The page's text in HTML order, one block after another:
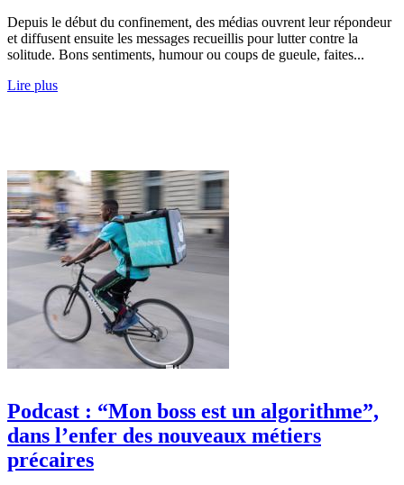
Depuis le début du confinement, des médias ouvrent leur répondeur
et diffusent ensuite les messages recueillis pour lutter contre la
solitude. Bons sentiments, humour ou coups de gueule, faites...
Lire plus
Podcast : “Mon boss est un algorithme”,
dans l’enfer des nouveaux métiers
précaires